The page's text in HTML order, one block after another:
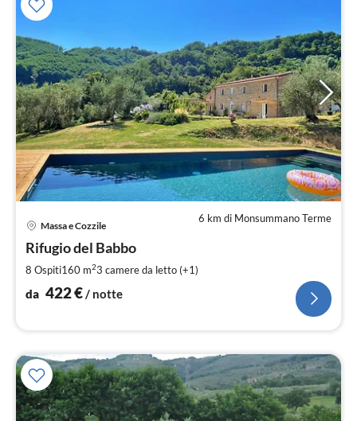
6 km di Monsummano Terme
Massa e Cozzile
Rifugio del Babbo
8 Ospiti160 m23 camere da letto (+1)
da 422€/ notte